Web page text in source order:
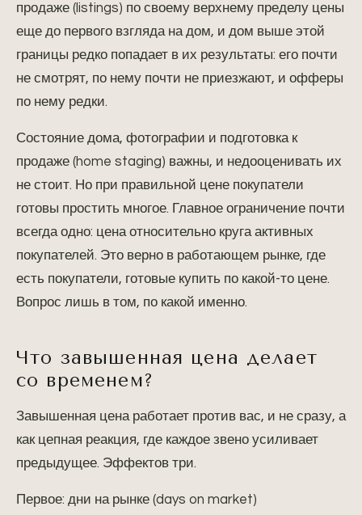
продаже (listings) по своему верхнему пределу цены
еще до первого взгляда на дом, и дом выше этой
границы редко попадает в их результаты: его почти
не смотрят, по нему почти не приезжают, и офферы
по нему редки.
Состояние дома, фотографии и подготовка к
продаже (home staging) важны, и недооценивать их
не стоит. Но при правильной цене покупатели
готовы простить многое. Главное ограничение почти
всегда одно: цена относительно круга активных
покупателей. Это верно в работающем рынке, где
есть покупатели, готовые купить по какой-то цене.
Вопрос лишь в том, по какой именно.
Что завышенная цена делает
со временем?
Завышенная цена работает против вас, и не сразу, а
как цепная реакция, где каждое звено усиливает
предыдущее. Эффектов три.
Первое: дни на рынке (days on market)